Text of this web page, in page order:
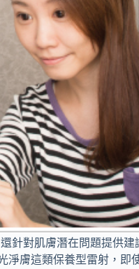
針對肌膚潛在問題提供建
淨膚這類保養型雷射，即